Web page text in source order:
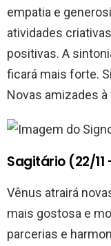
empatia e
atividades
positivas. A
ficará mais forte.
Novas amizades à
Sagitário (22/11
Vênus atrairá
mais gostosa e
parcerias e